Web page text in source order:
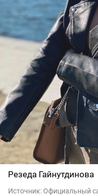
Резеда Гайнутдинова
Источник: Официальный